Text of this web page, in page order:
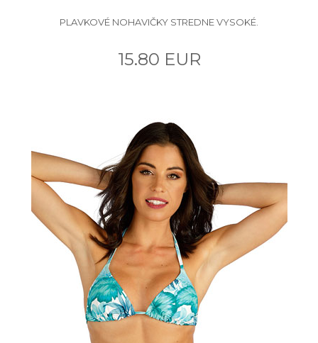
PLAVKOVÉ NOHAVIČKY STREDNE VYSOKÉ.
15.80 EUR